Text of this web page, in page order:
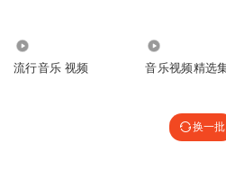
流行音乐 视频 音乐视频精选
换一批